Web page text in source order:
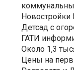
Детсад с
ГАТИ
Около 1,3
Цены на